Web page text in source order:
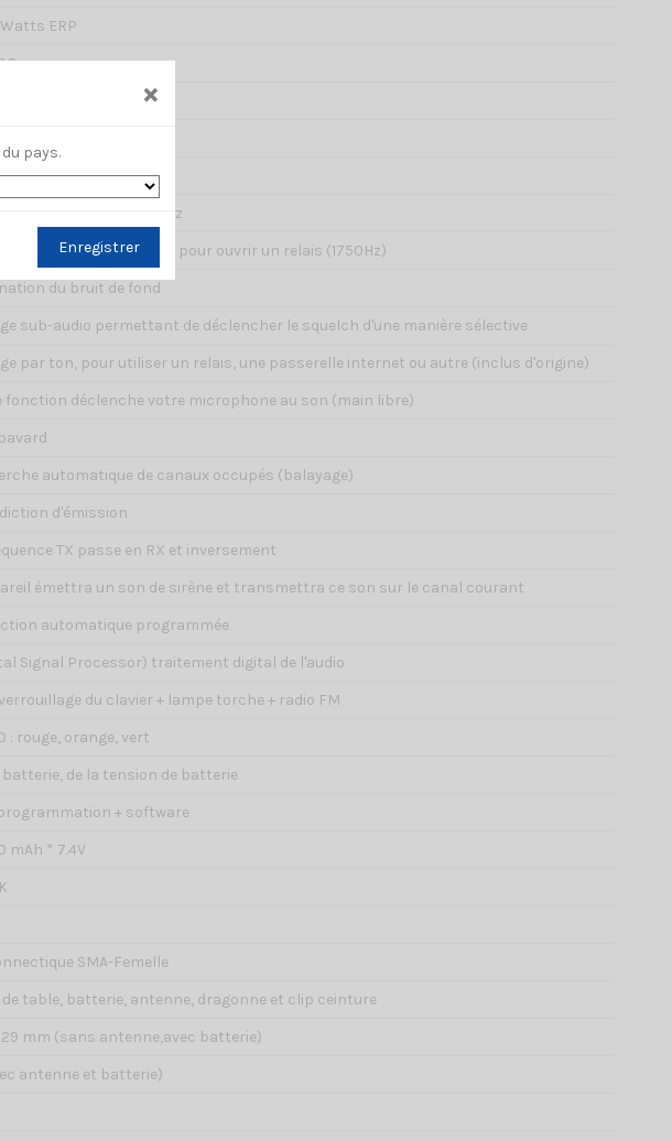
ERP
/ 12.5 / 25 / 37.5 / 50 kHz
génerallement utilisé pour ouvrir un relais (1750Hz)
du bruit de fond
sub-audio permettant de déclencher le squelch d'une manière sélective
par ton, pour utiliser un relais, une passerelle internet ou autre (inclus d'origine)
fonction déclenche votre microphone au son (main libre)
automatique de canaux occupés (balayage)
d'émission
TX passe en RX et inversement
émettra un son de sirène et transmettra ce son sur le canal courant
automatique programmée
Signal Processor) traitement digital de l'audio
du clavier + lampe torche + radio FM
: rouge, orange, vert
batterie, de la tension de batterie
+ software
mAh * 7.4V
SMA-Femelle
table, batterie, antenne, dragonne et clip ceinture
29 mm (sans antenne,avec batterie)
antenne et batterie)
×
pays.
Enregistrer